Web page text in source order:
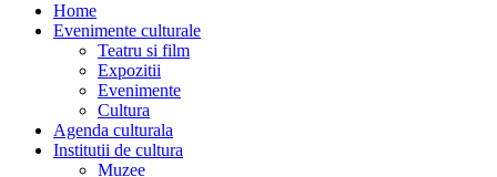
Home
Evenimente culturale
Teatru si film
Expozitii
Evenimente
Cultura
Agenda culturala
Institutii de cultura
Muzee